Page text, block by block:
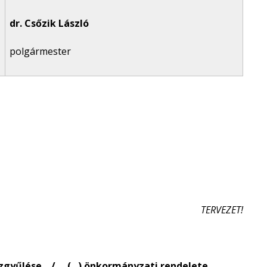
dr. Csőzik László
polgármester
TERVEZET!